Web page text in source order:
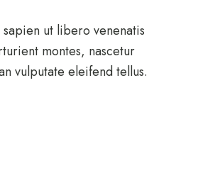
ut libero venenatis
montes, nascetur
vulputate eleifend tellus.